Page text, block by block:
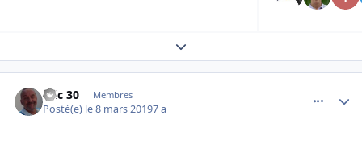
Expand topic overview
Eric 30 Membres
Posté(e) le 8 mars 20197 a